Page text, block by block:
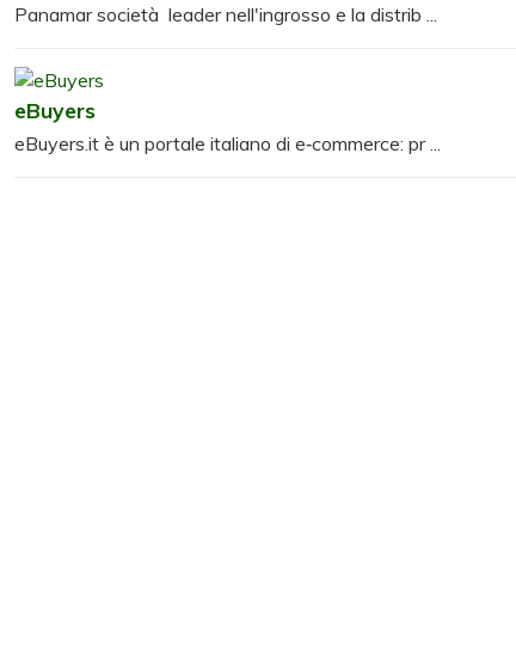
Panamar società leader nell'ingrosso e la distrib ...
eBuyers
eBuyers.it è un portale italiano di e‑commerce: pr ...